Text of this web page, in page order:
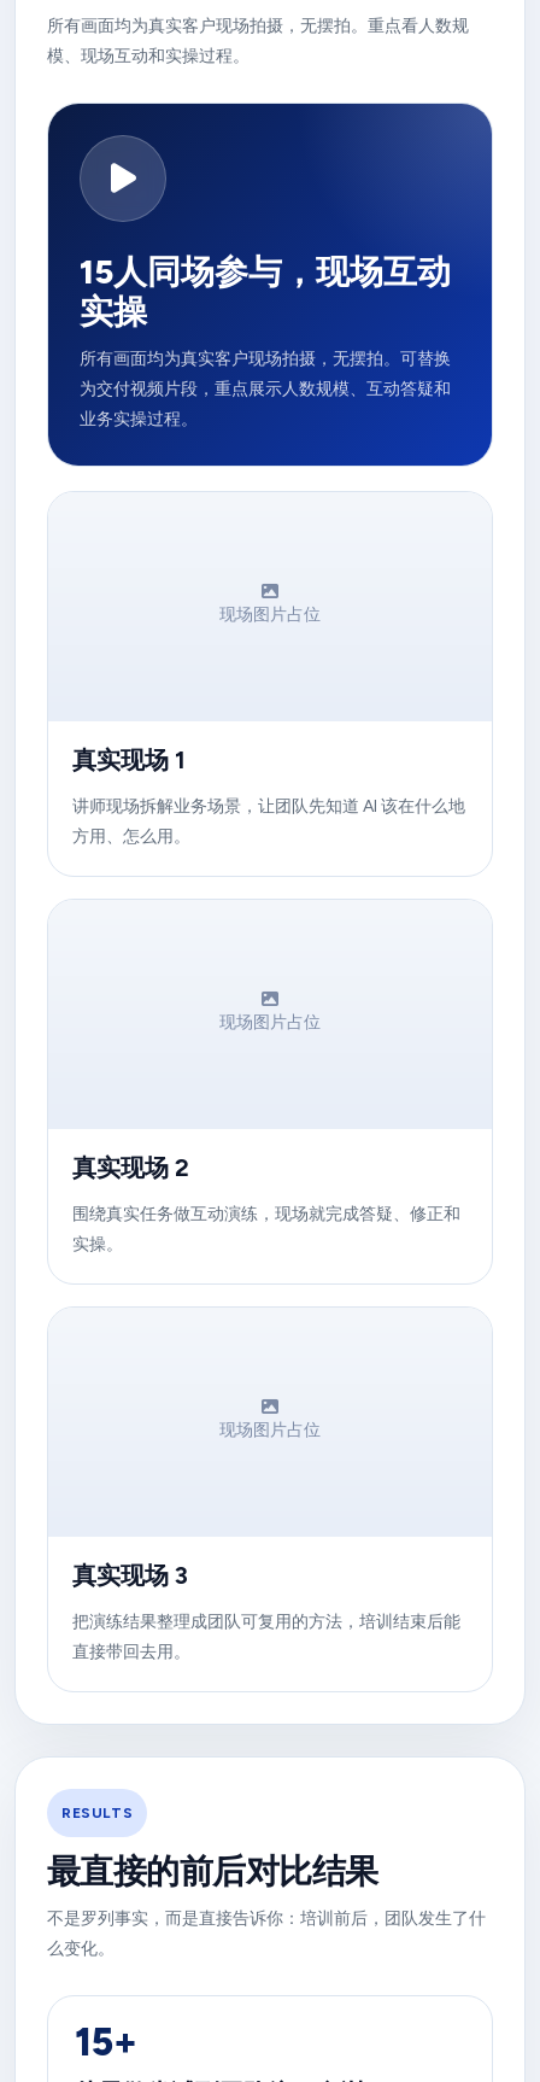
所有画面均为真实客户现场拍摄，无摆拍。重点看人数规
模、现场互动和实操过程。
15人同场参与，现场互动
实操
所有画面均为真实客户现场拍摄，无摆拍。可替换
为交付视频片段，重点展示人数规模、互动答疑和
业务实操过程。
现场图片占位
真实现场 1
讲师现场拆解业务场景，让团队先知道 AI 该在什么地
方用、怎么用。
现场图片占位
真实现场 2
围绕真实任务做互动演练，现场就完成答疑、修正和
实操。
现场图片占位
真实现场 3
把演练结果整理成团队可复用的方法，培训结束后能
直接带回去用。
RESULTS
最直接的前后对比结果
不是罗列事实，而是直接告诉你：培训前后，团队发生了什
么变化。
15+